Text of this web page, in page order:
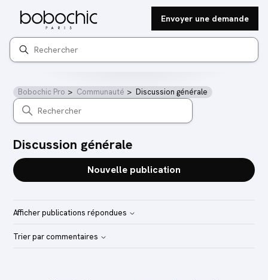
Envoyer une demande
Recherche
Bobochic Pro Communauté Discussion générale
Discussion générale
Nouvelle publication
Afficher publications répondues
Trier par commentaires